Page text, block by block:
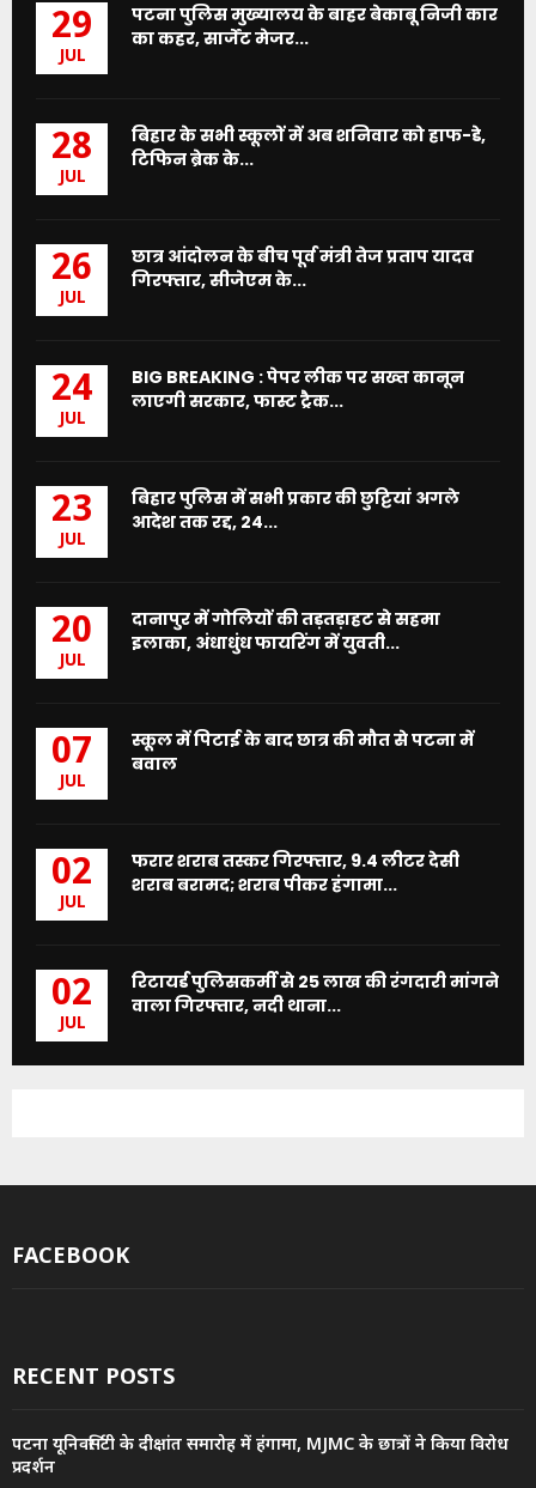
29
JUL
पटना पुलिस मुख्यालय के बाहर बेकाबू निजी कार
का कहर, सार्जेंट मेजर...
28
JUL
बिहार के सभी स्कूलों में अब शनिवार को हाफ-डे,
टिफिन ब्रेक के...
26
JUL
छात्र आंदोलन के बीच पूर्व मंत्री तेज प्रताप यादव
गिरफ्तार, सीजेएम के...
24
JUL
BIG BREAKING : पेपर लीक पर सख्त कानून
लाएगी सरकार, फास्ट ट्रैक...
23
JUL
बिहार पुलिस में सभी प्रकार की छुट्टियां अगले
आदेश तक रद्द, 24...
20
JUL
दानापुर में गोलियों की तड़तड़ाहट से सहमा
इलाका, अंधाधुंध फायरिंग में युवती...
07
JUL
स्कूल में पिटाई के बाद छात्र की मौत से पटना में
बवाल
02
JUL
फरार शराब तस्कर गिरफ्तार, 9.4 लीटर देसी
शराब बरामद; शराब पीकर हंगामा...
02
JUL
रिटायर्ड पुलिसकर्मी से 25 लाख की रंगदारी मांगने
वाला गिरफ्तार, नदी थाना...
FACEBOOK
RECENT POSTS
पटना यूनिवर्सिटी के दीक्षांत समारोह में हंगामा, MJMC के छात्रों ने किया विरोध
प्रदर्शन